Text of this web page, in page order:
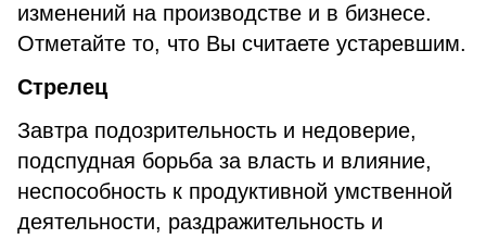
изменений на производстве и в бизнесе.
Отметайте то, что Вы считаете устаревшим.
Стрелец
Завтра подозрительность и недоверие,
подспудная борьба за власть и влияние,
неспособность к продуктивной умственной
деятельности, раздражительность и